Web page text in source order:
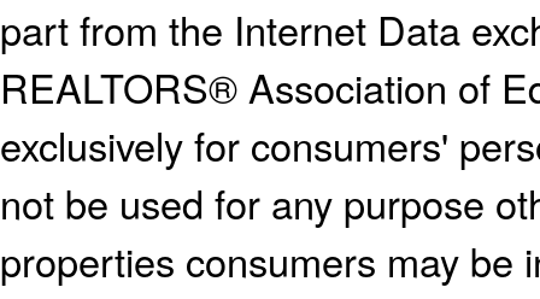
part from the Internet Data
REALTORS® Association of
exclusively for consumers'
not be used for any purpose
properties consumers may be